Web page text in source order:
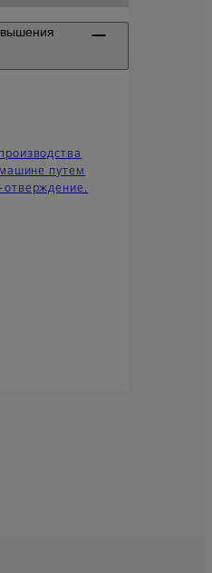
путем